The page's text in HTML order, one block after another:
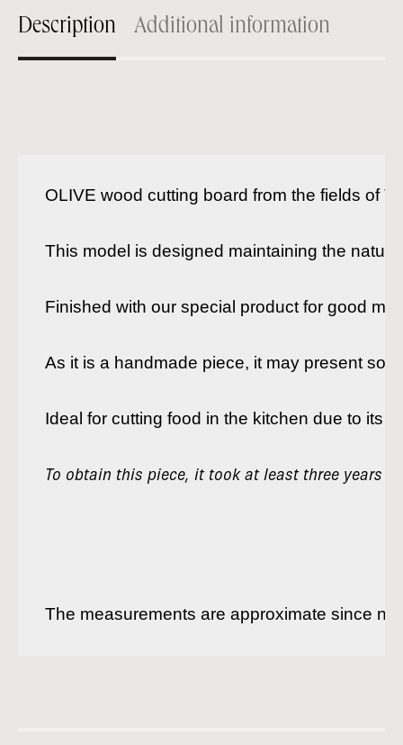
Description Additional information
OLIVE wood cutting board from the fields of
This model is designed maintaining the
Finished with our special product for good
As it is a handmade piece, it may present
Ideal for cutting food in the kitchen due to its
To obtain this piece, it took at least three years
The measurements are approximate since